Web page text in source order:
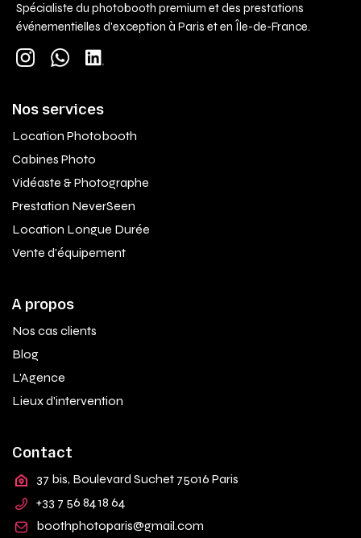
Spécialiste du photobooth premium et des prestations
événementielles d'exception à Paris et en Île-de-France.
Nos services
Location Photobooth
Cabines Photo
Vidéaste & Photographe
Prestation NeverSeen
Location Longue Durée
Vente d'équipement
A propos
Nos cas clients
Blog
L'Agence
Lieux d'intervention
Contact
37 bis, Boulevard Suchet 75016 Paris
+33 7 56 84 18 64
boothphotoparis@gmail.com